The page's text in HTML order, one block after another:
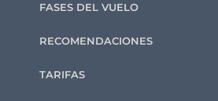
FASES DEL VUELO
RECOMENDACIONES
TARIFAS